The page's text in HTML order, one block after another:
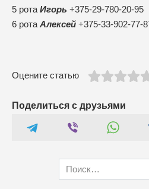
5 рота Игорь +375-29-780-20-95
6 рота Алексей +375-33-902-77-
Оцените статью
Поделиться с друзьями
for: